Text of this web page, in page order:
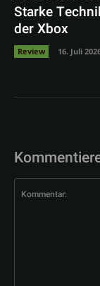
Starke
der Xbox
Review 16. Juli